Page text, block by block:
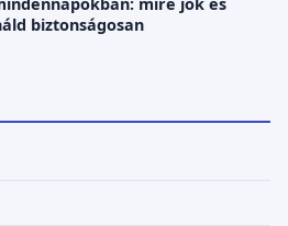
biztonságosan